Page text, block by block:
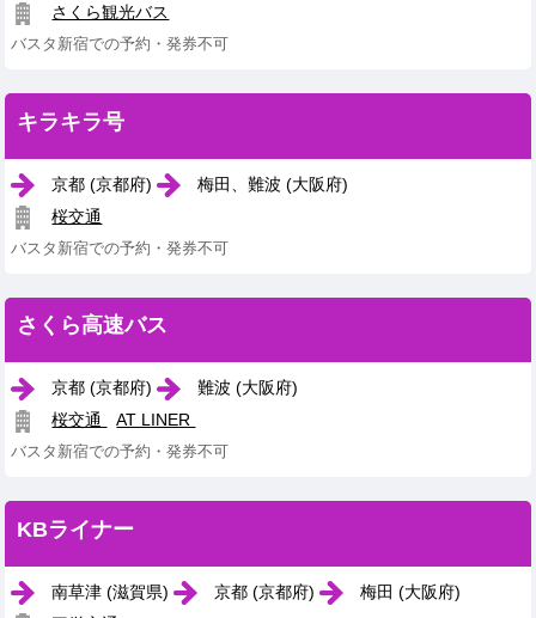
さくら観光バス
バスタ新宿での予約・発券不可
キラキラ号
京都 (京都府)
梅田、難波 (大阪府)
桜交通
バスタ新宿での予約・発券不可
さくら高速バス
京都 (京都府)
難波 (大阪府)
桜交通
AT LINER
バスタ新宿での予約・発券不可
KBライナー
南草津 (滋賀県) 京都 (京都府)
梅田 (大阪府)